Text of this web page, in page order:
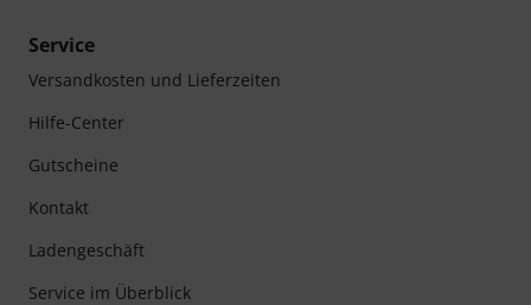
Service
Versandkosten und Lieferzeiten
Hilfe-Center
Gutscheine
Kontakt
Ladengeschäft
Service im Überblick